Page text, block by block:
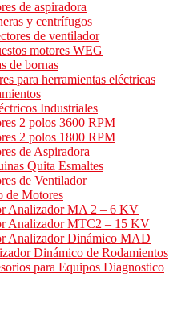
de aspiradora
y centrífugos
de ventilador
motores WEG
de bornas
para herramientas eléctricas
Industriales
2 polos 3600 RPM
2 polos 1800 RPM
de Aspiradora
Quita Esmaltes
de Ventilador
de Motores
Analizador MA 2 – 6 KV
Analizador MTC2 – 15 KV
Analizador Dinámico MAD
Dinámico de Rodamientos
para Equipos Diagnostico